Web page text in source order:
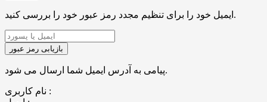
ایمیل خود را برای تنظیم مجدد رمز عبور خود را بررسی کنید.
پیامی به آدرس ایمیل شما ارسال می شود.
نام کاربری :